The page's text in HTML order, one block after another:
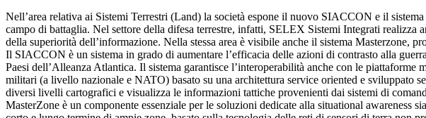
Nell’area relativa ai Sistemi Terrestri (Land) la società espone il nuovo SIACCON e il
campo di battaglia. Nel settore della difesa terrestre, infatti, SELEX Sistemi Integrati
della superiorità dell’informazione. Nella stessa area è visibile anche il sistema Masterzone,
Il SIACCON è un sistema in grado di aumentare l’efficacia delle azioni di contrasto alla
Paesi dell’Alleanza Atlantica. Il sistema garantisce l’interoperabilità anche con le
militari (a livello nazionale e NATO) basato su una architettura service oriented e sviluppato
diversi livelli cartografici e visualizza le informazioni tattiche provenienti dai sistemi di
MasterZone è un componente essenziale per le soluzioni dedicate alla situational awareness